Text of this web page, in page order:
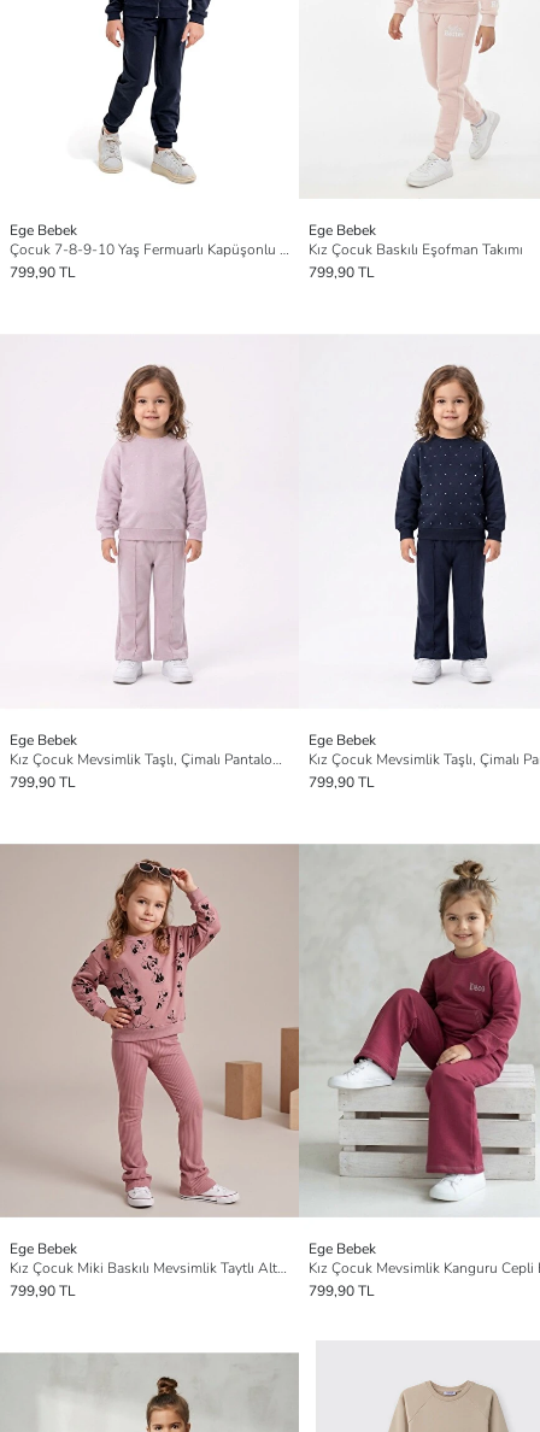
Ege Bebek
Çocuk 7-8-9-10 Yaş Fermuarlı Kapüşonlu 2 İplik Mevsimlik Okul Eşofman Takımı
799,90 TL
Ege Bebek
Kız Çocuk Baskılı Eşofman Takımı
799,90 TL
Ege Bebek
Kız Çocuk Mevsimlik Taşlı, Çimalı Pantalonlu Eşofman Takımı
799,90 TL
Ege Bebek
799,90 TL
Ege Bebek
Kız Çocuk Miki Baskılı Mevsimlik Taytlı Alt Üst Eşofman Takımı
799,90 TL
Ege Bebek
799,90 TL